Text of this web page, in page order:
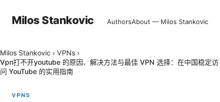
Milos Stankovic AuthorsAbout — Milos Stankovic
Milos Stankovic › VPNs ›
Vpn打不开youtube 的原因、解决方法与最佳 VPN 选择：在中国稳定访
问 YouTube 的实用指南
VPNS